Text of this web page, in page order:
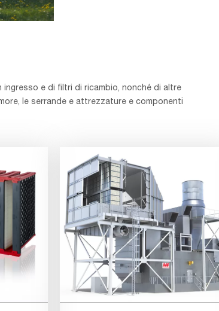
e di filtri di ricambio, nonché di altre
le serrande e attrezzature e componenti